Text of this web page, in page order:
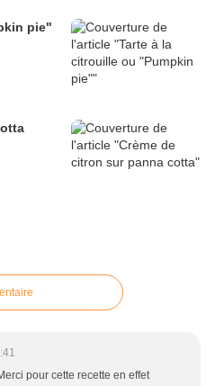
pie"
pour cette recette en effet